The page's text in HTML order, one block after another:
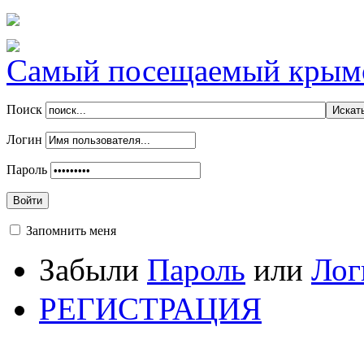
Самый посещаемый
Поиск
Логин
Пароль
Войти
Запомнить меня
Забыли Пароль или
РЕГИСТРАЦИЯ